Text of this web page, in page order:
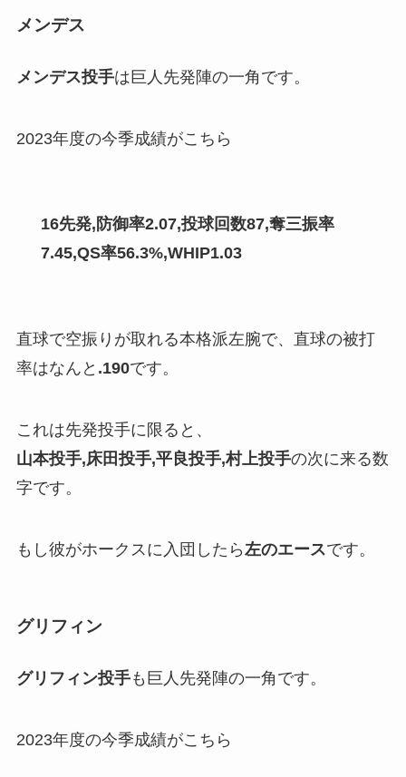
メンデス
メンデス投手は巨人先発陣の一角です。
2023年度の今季成績がこちら
16先発,防御率2.07,投球回数87,奪三振率
7.45,QS率56.3%,WHIP1.03
直球で空振りが取れる本格派左腕で、直球の被打
率はなんと .190です。
これは先発投手に限ると、
山本投手,床田投手,平良投手,村上投手の次に来る数
字です。
もし彼がホークスに入団したら左のエースです。
グリフィン
グリフィン投手も巨人先発陣の一角です。
2023年度の今季成績がこちら